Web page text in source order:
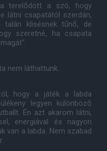
terelődött a szó, hogy
látni csapatától szerdán,
klisésnek tűnő, de
szeretné, ha csapata
nem láthattunk.
hogy a játék a labda
legyen különböző
Én azt akarom látni,
energiával és nagyon
van a labda. Nem szabad